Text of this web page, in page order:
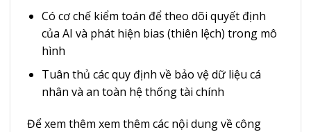
Có cơ chế kiểm toán để theo dõi quyết định
của AI và phát hiện bias (thiên lệch) trong mô
hình
Tuân thủ các quy định về bảo vệ dữ liệu cá
nhân và an toàn hệ thống tài chính
Để xem thêm xem thêm các nội dung về công